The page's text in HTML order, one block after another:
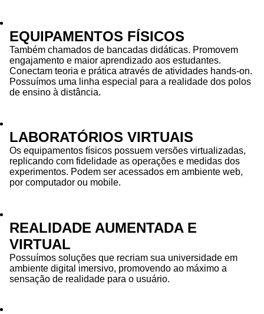
EQUIPAMENTOS FÍSICOS
Também chamados de bancadas didáticas. Promovem
engajamento e maior aprendizado aos estudantes.
Conectam teoria e prática através de atividades hands-on.
Possuímos uma linha especial para a realidade dos polos
de ensino à distância.
LABORATÓRIOS VIRTUAIS
Os equipamentos físicos possuem versões virtualizadas,
replicando com fidelidade as operações e medidas dos
experimentos. Podem ser acessados em ambiente web,
por computador ou mobile.
REALIDADE AUMENTADA E
VIRTUAL
Possuímos soluções que recriam sua universidade em
ambiente digital imersivo, promovendo ao máximo a
sensação de realidade para o usuário.